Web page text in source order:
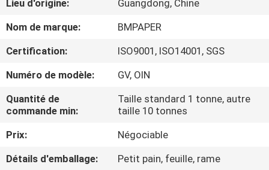
À
PROPOS
NOUS
DE
L'USINE
Lieu d'origine:
Guangdong, Chine
Nom de marque:
BMPAPER
Certification:
ISO9001, ISO14001, SGS
Numéro de modèle:
GV, OIN
Quantité de
commande min:
Taille standard 1 tonne, autre
taille 10 tonnes
Prix:
Négociable
Détails d'emballage:
Petit pain, feuille, rame